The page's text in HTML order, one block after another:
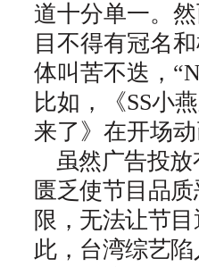
道十分单一。
目不得有冠名
体叫苦不迭，
比如，《SS小
来了》在开场
虽然广告投
匮乏使节目品
限，无法让节
此，台湾综艺